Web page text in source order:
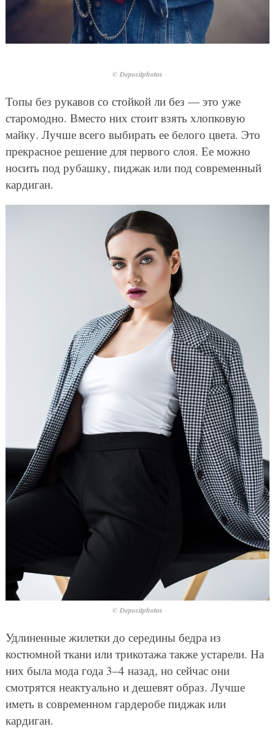
© Depositphotos
Топы без рукавов со стойкой ли без — это уже
старомодно. Вместо них стоит взять хлопковую
майку. Лучше всего выбирать ее белого цвета. Это
прекрасное решение для первого слоя. Ее можно
носить под рубашку, пиджак или под современный
кардиган.
© Depositphotos
Удлиненные жилетки до середины бедра из
костюмной ткани или трикотажа также устарели. На
них была мода года 3–4 назад, но сейчас они
смотрятся неактуально и дешевят образ. Лучше
иметь в современном гардеробе пиджак или
кардиган.